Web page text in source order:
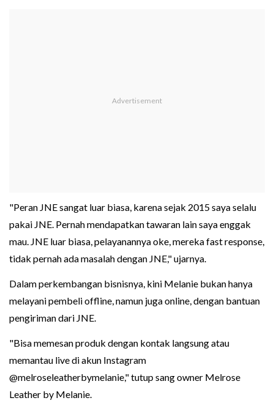
"Peran JNE sangat luar biasa, karena sejak 2015 saya selalu
pakai JNE. Pernah mendapatkan tawaran lain saya enggak
mau. JNE luar biasa, pelayanannya oke, mereka fast response,
tidak pernah ada masalah dengan JNE," ujarnya.
Dalam perkembangan bisnisnya, kini Melanie bukan hanya
melayani pembeli offline, namun juga online, dengan bantuan
pengiriman dari JNE.
"Bisa memesan produk dengan kontak langsung atau
memantau live di akun Instagram
@melroseleatherbymelanie," tutup sang owner Melrose
Leather by Melanie.